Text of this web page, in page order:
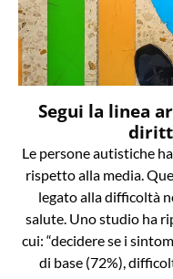
Segui la linea
Le persone autistiche
rispetto alla media.
legato alla difficoltà
salute. Uno studio ha
cui: “decidere se i
di base (72%),